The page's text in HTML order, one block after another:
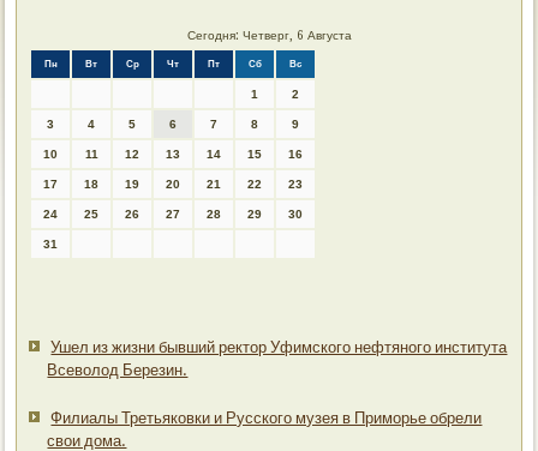
Сегодня: Четверг, 6 Августа
Пн Вт Ср Чт Пт Сб Вс
1 2
3 4 5 6 7 8 9
10 11 12 13 14 15 16
17 18 19 20 21 22 23
24 25 26 27 28 29 30
31
Ушел из жизни бывший ректор Уфимского нефтяного института
Всеволод Березин.
Филиалы Третьяковки и Русского музея в Приморье обрели
свои дома.